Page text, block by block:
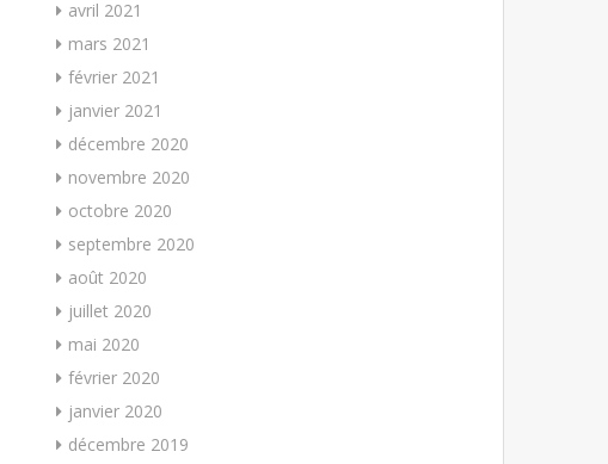
avril 2021
mars 2021
février 2021
janvier 2021
décembre 2020
novembre 2020
octobre 2020
septembre 2020
août 2020
juillet 2020
mai 2020
février 2020
janvier 2020
décembre 2019